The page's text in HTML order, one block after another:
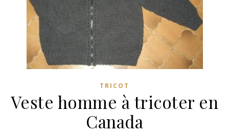
TRICOT
Veste homme à tricoter en
Canada